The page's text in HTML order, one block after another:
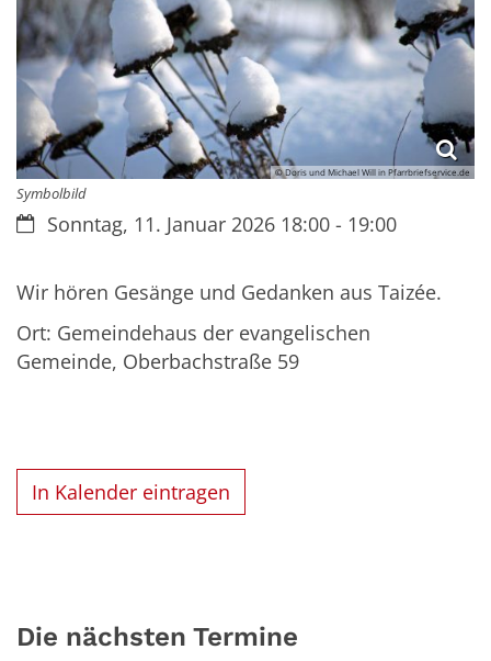
© Doris und Michael Will in Pfarrbriefservice.de
Symbolbild
Datum:Sonntag, 11. Januar 2026 18:00 - 19:00
Wir hören Gesänge und Gedanken aus Taizée.
Ort: Gemeindehaus der evangelischen
Gemeinde, Oberbachstraße 59
In Kalender eintragen
Die nächsten Termine